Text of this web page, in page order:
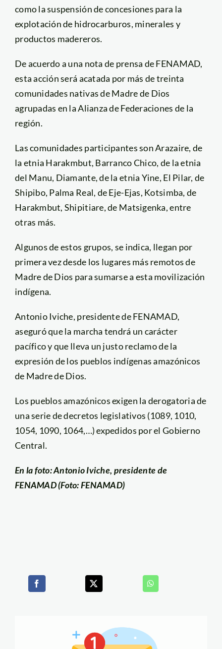
como la suspensión de concesiones para la
explotación de hidrocarburos, minerales y
productos madereros.
De acuerdo a una nota de prensa de FENAMAD,
esta acción será acatada por más de treinta
comunidades nativas de Madre de Dios
agrupadas en la Alianza de Federaciones de la
región.
Las comunidades participantes son Arazaire, de
la etnia Harakmbut, Barranco Chico, de la etnia
del Manu, Diamante, de la etnia Yine, El Pilar, de
Shipibo, Palma Real, de Eje-Ejas, Kotsimba, de
Harakmbut, Shipitiare, de Matsigenka, entre
otras más.
Algunos de estos grupos, se indica, llegan por
primera vez desde los lugares más remotos de
Madre de Dios para sumarse a esta movilización
indígena.
Antonio Iviche, presidente de FENAMAD,
aseguró que la marcha tendrá un carácter
pacífico y que lleva un justo reclamo de la
expresión de los pueblos indígenas amazónicos
de Madre de Dios.
Los pueblos amazónicos exigen la derogatoria de
una serie de decretos legislativos (1089, 1010,
1054, 1090, 1064,…) expedidos por el Gobierno
Central.
En la foto: Antonio Iviche, presidente de
FENAMAD (Foto: FENAMAD)